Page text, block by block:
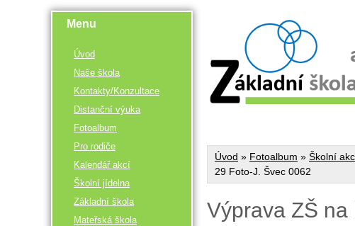
Menu
Úvod
Naše škola
Kontakty/Konzultace
Distanční výuka
Fotoalbum
Pro rodiče
Kalendář akcí
Školní jídelna
Základní škola
Mateřská škola
Úvod » Fotoalbum » Školní
29 Foto-J. Švec 0062
Výprava ZŠ